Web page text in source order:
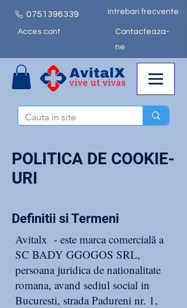
0751 396339
Acces cont
Intrebari frecvente
Contacteaza-
ne
POLITICA DE COOKIE-
URI
Definitii si Termeni
Avitalx - este marca comercială a
SC BADY GGOGOS SRL,
persoana juridica de nationalitate
romana, avand sediul social in
Bucuresti, strada Padureni nr. 1,